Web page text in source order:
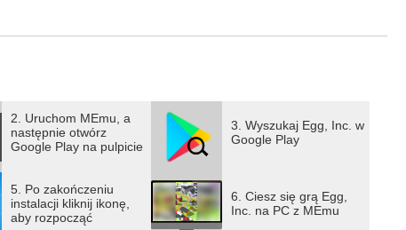
zlecaj badania, wyruszaj na wyprawy kosmiczne (!),
istocie, wykorzystująca wiele elementów gier
roju kurczaków. Oprócz mądrego wyboru inwestycji
zapewnić płynne działanie i wydajność fermy jaj.
i piękny wygląd Egg Inc. Poświęć trochę czasu na
zawartość.
2. Uruchom MEmu, a
następnie otwórz
Google Play na pulpicie
3. Wyszukaj Egg, Inc. w
Google Play
5. Po zakończeniu
instalacji kliknij ikonę,
aby rozpocząć
6. Ciesz się grą Egg,
Inc. na PC z MEmu